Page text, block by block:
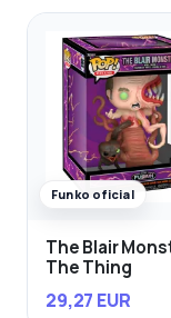
Funko oficial
The Blair
The Thing
29,27 EUR